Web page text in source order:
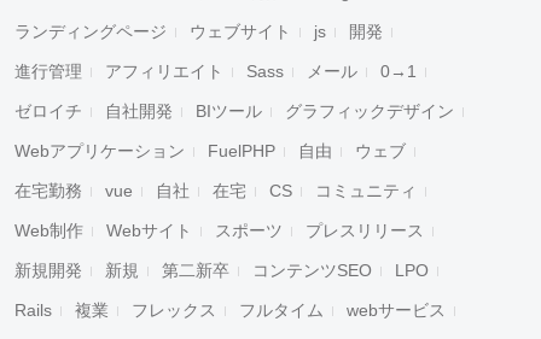
ランディングページ ウェブサイト js 開発
進行管理 アフィリエイト Sass メール 0→1
ゼロイチ 自社開発 BIツール グラフィックデザイン
Webアプリケーション FuelPHP 自由 ウェブ
在宅勤務 vue 自社 在宅 CS コミュニティ
Web制作 Webサイト スポーツ プレスリリース
新規開発 新規 第二新卒 コンテンツSEO LPO
Rails 複業 フレックス フルタイム webサービス